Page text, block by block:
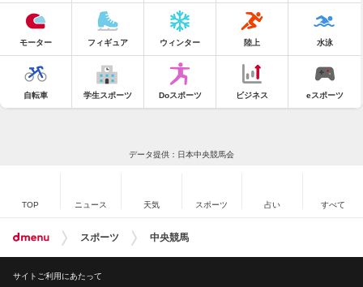
モーター フィギュア ウィンター 陸上 水泳
自転車 学生スポーツ Doスポーツ ビジネス eスポーツ
データ提供：日本中央競馬会
TOP ニュース 天気 スポーツ 占い すべて
スポーツ 中央競馬
サイトご利用にあたって